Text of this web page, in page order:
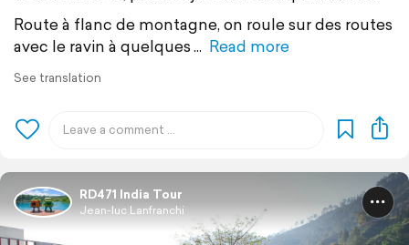
Route à flanc de montagne, on roule sur des routes
avec le ravin à quelques
Read more
See translation
RD471 India Tour
Jean-luc Lanfranchi